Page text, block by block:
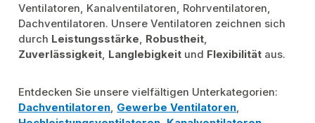
Ventilatoren, Kanalventilatoren, Rohrventilatoren,
Dachventilatoren. Unsere Ventilatoren zeichnen sich
durch Leistungsstärke, Robustheit,
Zuverlässigkeit, Langlebigkeit und Flexibilität aus.
Entdecken Sie unsere vielfältigen Unterkategorien:
Dachventilatoren, Gewerbe Ventilatoren,